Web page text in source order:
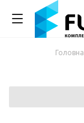
Головна